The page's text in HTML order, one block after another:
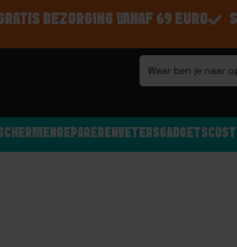
BEZORGING VANAF 69 EURO
REPAREREN VETERSGADGETS